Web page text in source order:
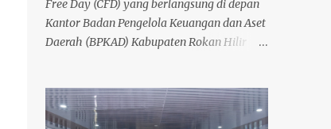
Free Day (CFD) yang berlangsung di depan
Kantor Badan Pengelola Keuangan dan Aset
Daerah (BPKAD) Kabupaten Rokan Hilir
masyarakat setempat. Acara mingguan ini
dilaksanakan atas arahan langsung Bupati